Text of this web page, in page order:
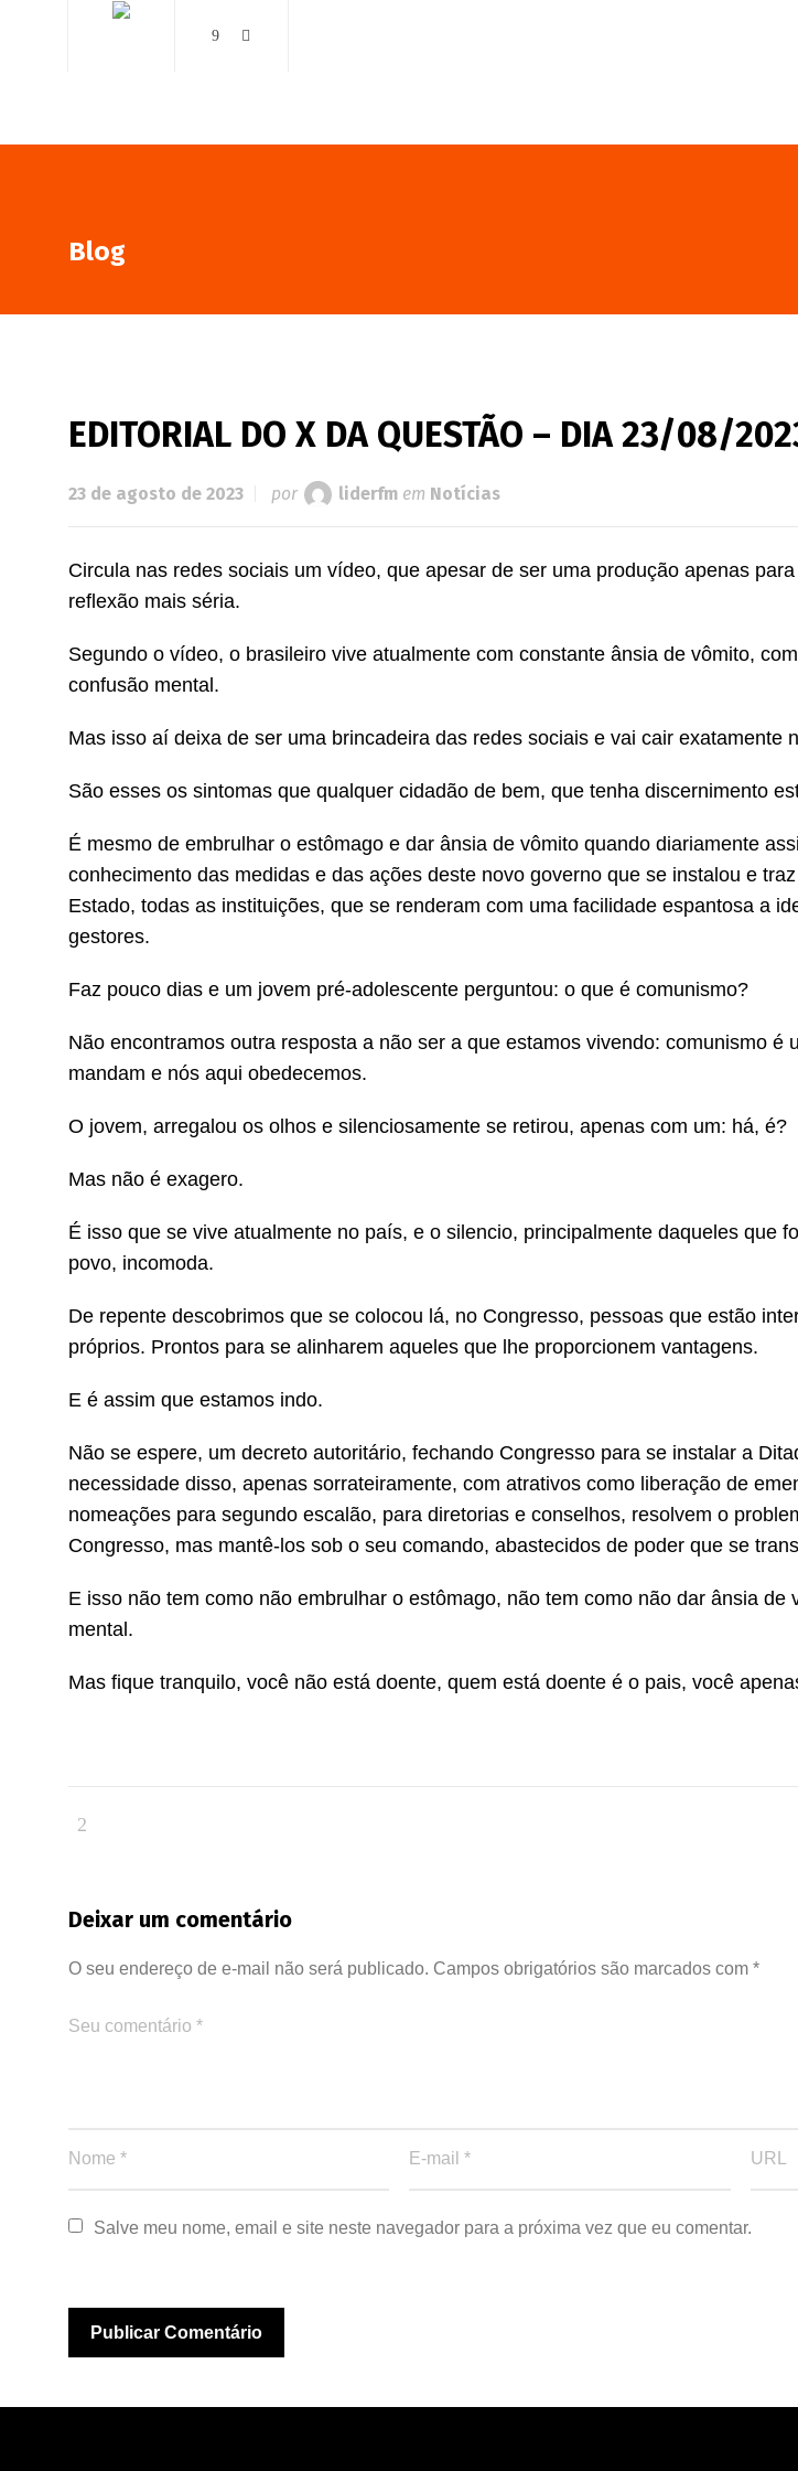
Blog
EDITORIAL DO X DA QUESTÃO – DIA 23/08/
23 de agosto de 2023 por liderfm em Notícias
Circula nas redes sociais um vídeo, que apesar de ser uma produção apenas
reflexão mais séria.
Segundo o vídeo, o brasileiro vive atualmente com constante ânsia de vômito,
confusão mental.
Mas isso aí deixa de ser uma brincadeira das redes sociais e vai cair exatamente
São esses os sintomas que qualquer cidadão de bem, que tenha discernimento
É mesmo de embrulhar o estômago e dar ânsia de vômito quando diariamente
conhecimento das medidas e das ações deste novo governo que se instalou e
Estado, todas as instituições, que se renderam com uma facilidade espantosa a
gestores.
Faz pouco dias e um jovem pré-adolescente perguntou: o que é comunismo?
Não encontramos outra resposta a não ser a que estamos vivendo: comunismo é
mandam e nós aqui obedecemos.
O jovem, arregalou os olhos e silenciosamente se retirou, apenas com um: há, é?
Mas não é exagero.
É isso que se vive atualmente no país, e o silencio, principalmente daqueles que
povo, incomoda.
De repente descobrimos que se colocou lá, no Congresso, pessoas que estão
próprios. Prontos para se alinharem aqueles que lhe proporcionem vantagens.
E é assim que estamos indo.
Não se espere, um decreto autoritário, fechando Congresso para se instalar a
necessidade disso, apenas sorrateiramente, com atrativos como liberação de
nomeações para segundo escalão, para diretorias e conselhos, resolvem o
Congresso, mas mantê-los sob o seu comando, abastecidos de poder que se
E isso não tem como não embrulhar o estômago, não tem como não dar ânsia de
mental.
Mas fique tranquilo, você não está doente, quem está doente é o pais, você
Deixar um comentário
O seu endereço de e-mail não será publicado. Campos obrigatórios são marcados com *
Salve meu nome, email e site neste navegador para a próxima vez que eu comentar.